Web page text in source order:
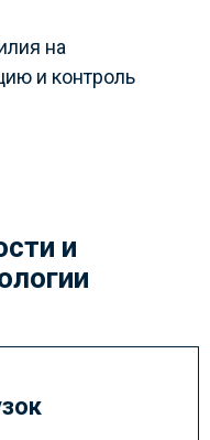
на
и контроль
и